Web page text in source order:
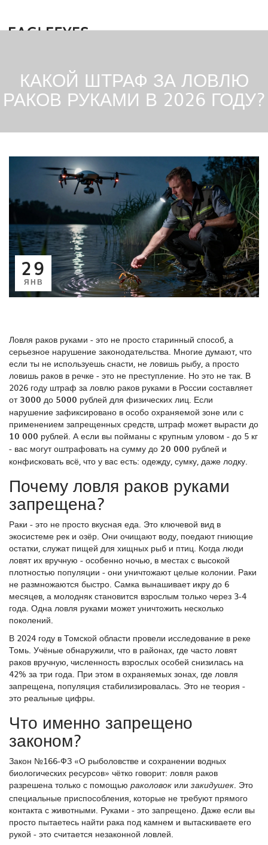
КАКОЙ ШТРАФ ЗА ЛОВЛЮ
РАКОВ РУКАМИ В 2026 ГОДУ?
29
ЯНВ
Ловля раков руками - это не просто старинный способ, а
серьезное нарушение законодательства. Многие думают, что
если ты не используешь снасти, не ловишь рыбу, а просто
ловишь раков в речке - это не преступление. Но это не так. В
2026 году штраф за ловлю раков руками в России составляет
от 3000 до 5000 рублей для физических лиц. Если
нарушение зафиксировано в особо охраняемой зоне или с
применением запрещенных средств, штраф может вырасти до
10 000 рублей. А если вы пойманы с крупным уловом - до 5 кг
- вас могут оштрафовать на сумму до 20 000 рублей и
конфисковать всё, что у вас есть: одежду, сумку, даже лодку.
Почему ловля раков руками
запрещена?
Раки - это не просто вкусная еда. Это ключевой вид в
экосистеме рек и озёр. Они очищают воду, поедают гниющие
остатки, служат пищей для хищных рыб и птиц. Когда люди
ловят их вручную - особенно ночью, в местах с высокой
плотностью популяции - они уничтожают целые колонии. Раки
не размножаются быстро. Самка вынашивает икру до 6
месяцев, а молодняк становится взрослым только через 3-4
года. Одна ловля руками может уничтожить несколько
поколений.
В 2024 году в Томской области провели исследование в реке
Томь. Учёные обнаружили, что в районах, где часто ловят
раков вручную, численность взрослых особей снизилась на
42% за три года. При этом в охраняемых зонах, где ловля
запрещена, популяция стабилизировалась. Это не теория -
это реальные цифры.
Что именно запрещено
законом?
Закон №166-ФЗ «О рыболовстве и сохранении водных
биологических ресурсов» чётко говорит: ловля раков
разрешена только с помощью раколовок или закидушек. Это
специальные приспособления, которые не требуют прямого
контакта с животными. Руками - это запрещено. Даже если вы
просто пытаетесь найти рака под камнем и вытаскиваете его
рукой - это считается незаконной ловлей.